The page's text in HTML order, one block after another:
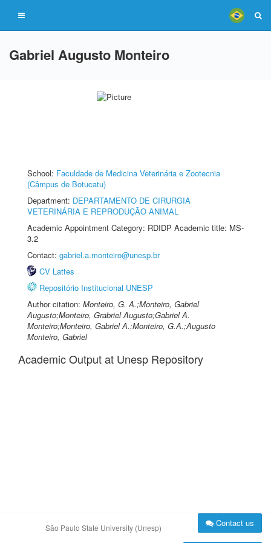
Gabriel Augusto Monteiro
School: Faculdade de Medicina Veterinária e Zootecnia
(Câmpus de Botucatu)
Department: DEPARTAMENTO DE CIRURGIA
VETERINÁRIA E REPRODUÇÃO ANIMAL
Academic Appointment Category: RDIDP Academic title: MS-
3.2
Contact: gabriel.a.monteiro@unesp.br
CV Lattes
Repositório Institucional UNESP
Author citation: Monteiro, G. A.;Monteiro, Gabriel
Augusto;Monteiro, Grabriel Augusto;Gabriel A.
Monteiro;Monteiro, Gabriel A.;Monteiro, G.A.;Augusto
Monteiro, Gabriel
Academic Output at Unesp Repository
São Paulo State University (Unesp) Contact us